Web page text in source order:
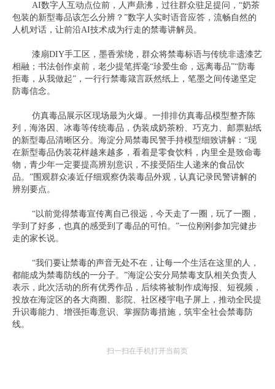
AI数字人互动点位前，人声鼎沸，过往群众驻足提问，“奶茶
包装的新型毒品该怎么分辨？”数字人实时语音应答，流畅自然的
人机对话，让前沿AI技术成为行走的禁毒讲解员。
漆扇DIY手工区，墨香萦绕，群众将禁毒标语与传统非遗漆艺
相融；书法创作桌前，老少提笔挥毫“珍爱生命，远离毒品”“防毒
拒毒，从我做起”，一行行禁毒箴言跃然纸上，笔墨之间传递坚定
防毒信念。
仿真毒品展示区现场最为火爆。一排排仿真毒品模型整齐陈
列，海洛因、冰毒等传统毒品，伪装成奶茶粉、巧克力、邮票贴纸
的新型毒品清晰区分。海淀分局禁毒民警手持模型细致讲解：“现
在新型毒品伪装花样越来越多，看着是零食饮料，内里全是致命毒
物，青少年一定要提高辨别意识，不接受陌生人递来的食品饮
品。”围观群众凑近仔细观察伪装毒品外观，认真记录民警讲解的
辨别要点。
“以前觉得禁毒宣传离自己很远，今天走了一圈，玩了一圈，
学到了好多，也真的感受到了毒品的可怕。”一位刚刚参加完健步
走的家长说。
“我们要让禁毒的声音无处不在，让每一个生活在这里的人，
都能成为禁毒防线的一分子。”海淀公安分局禁毒支队相关负责人
表示，此次活动的所有优秀作品，后续将被制作成海报、短视频，
投放在海淀区的各大商圈、影院、社区楼宇电子屏上，推动全民提
升识毒能力、增强拒毒意识、掌握防毒措施，筑牢全社会禁毒防
线。
扫一扫在手机打开当前页